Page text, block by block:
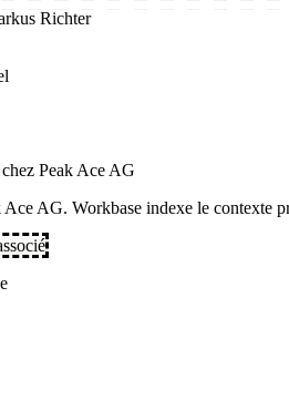
Richter
Peak Ace AG
AG. Workbase indexe le contexte